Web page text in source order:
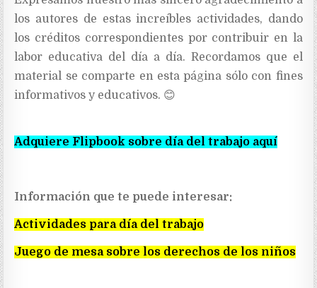
los autores de estas increíbles actividades, dando
los créditos correspondientes por contribuir en la
labor educativa del día a día. Recordamos que el
material se comparte en esta página sólo con fines
informativos y educativos. 😊
Adquiere Flipbook sobre día del trabajo aquí
Información que te puede interesar:
Actividades para día del trabajo
Juego de mesa sobre los derechos de los niños